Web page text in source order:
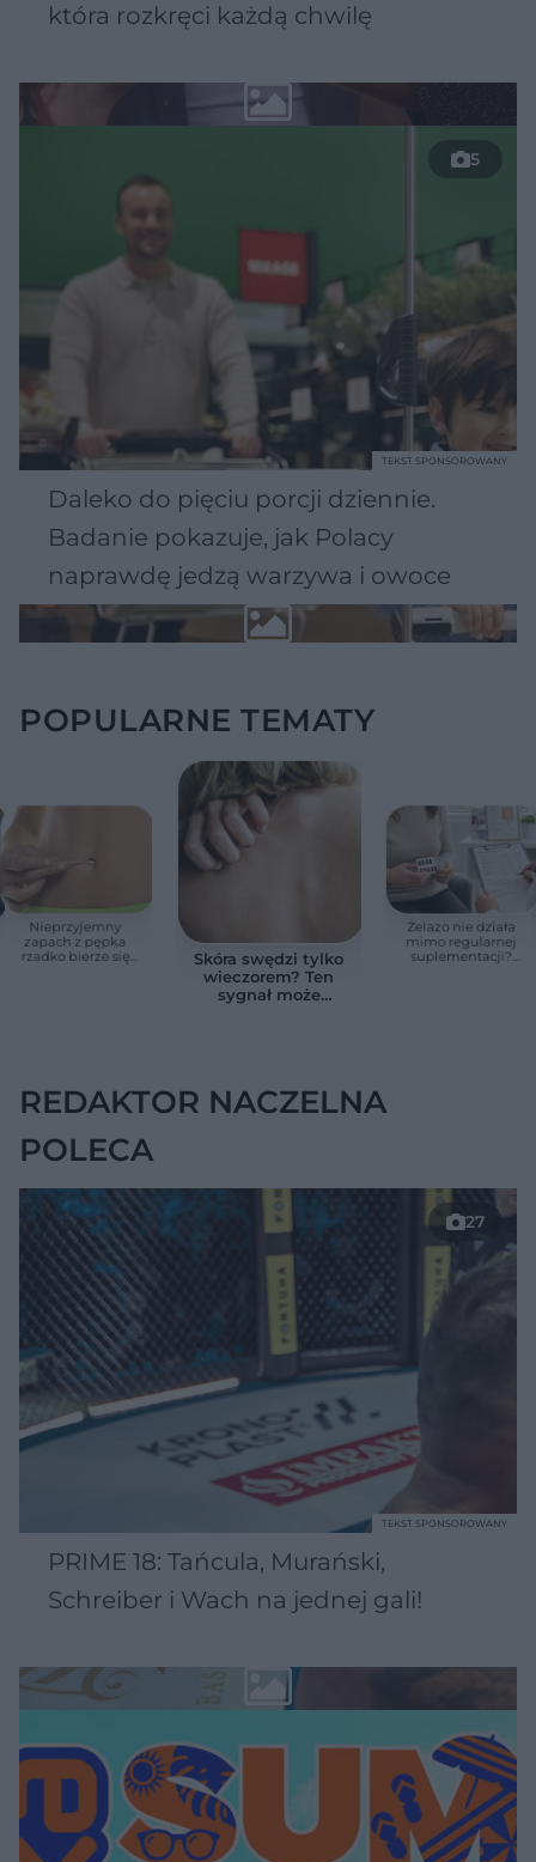
która rozkręci każdą chwilę
5
Daleko do pięciu porcji dziennie.
Badanie pokazuje, jak Polacy
naprawdę jedzą warzywa i owoce
TEKST SPONSOROWANY
POPULARNE TEMATY
Nieprzyjemny
zapach z pępka
rzadko bierze się
Skóra swędzi tylko
wieczorem? Ten
sygnał może
Żelazo nie działa
mimo regularnej
suplementacji?
REDAKTOR NACZELNA
POLECA
27
PRIME 18: Tańcula, Murański,
Schreiber i Wach na jednej gali!
TEKST SPONSOROWANY